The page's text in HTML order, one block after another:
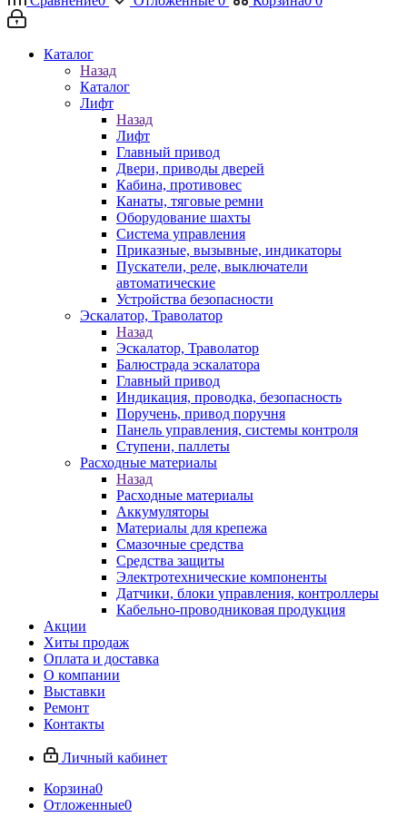
Каталог
Назад
Каталог
Лифт
Назад
Лифт
Главный привод
Двери, приводы дверей
Кабина, противовес
Канаты, тяговые ремни
Оборудование шахты
Система управления
Приказные, вызывные, индикаторы
Пускатели, реле, выключатели
автоматические
Устройства безопасности
Эскалатор, Траволатор
Назад
Эскалатор, Траволатор
Балюстрада эскалатора
Главный привод
Индикация, проводка, безопасность
Поручень, привод поручня
Панель управления, системы контроля
Ступени, паллеты
Расходные материалы
Назад
Расходные материалы
Аккумуляторы
Материалы для крепежа
Смазочные средства
Средства защиты
Электротехнические компоненты
Датчики, блоки управления, контроллеры
Кабельно-проводниковая продукция
Акции
Хиты продаж
Оплата и доставка
О компании
Выставки
Ремонт
Контакты
Личный кабинет
Корзина0
Отложенные0